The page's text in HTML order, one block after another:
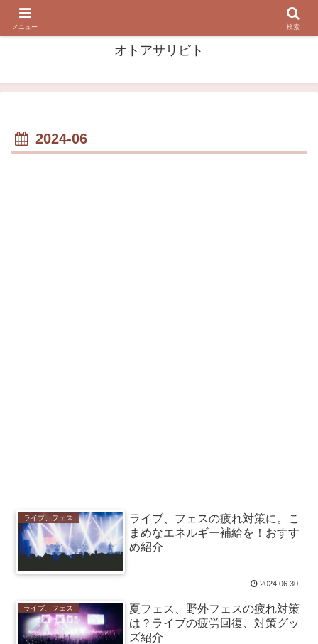
オトアサリビト
2024-06
ライブ、フェス
ライブ、フェスの疲れ対策に。こ
まめなエネルギー補給を！おすす
め紹介
2024.06.30
ライブ、フェス
夏フェス、野外フェスの疲れ対策
は？ライブの疲労回復、対策グッ
ズ紹介
メニュー 検索